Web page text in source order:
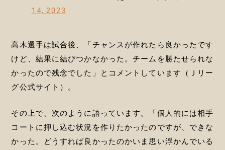
14, 2023
高木選手は試合後、「チャンスが作れたら良かったです
けど、結果に結びつかなかった。チームを勝たせられな
かったので残念でした」とコメントしています（Ｊリー
グ公式サイト）。
その上で、次のように語っています。「個人的には相手
コートに押し込む状況を作りたかったのですが、できな
かった。どうすれば良かったのかいま思い浮かんでいる